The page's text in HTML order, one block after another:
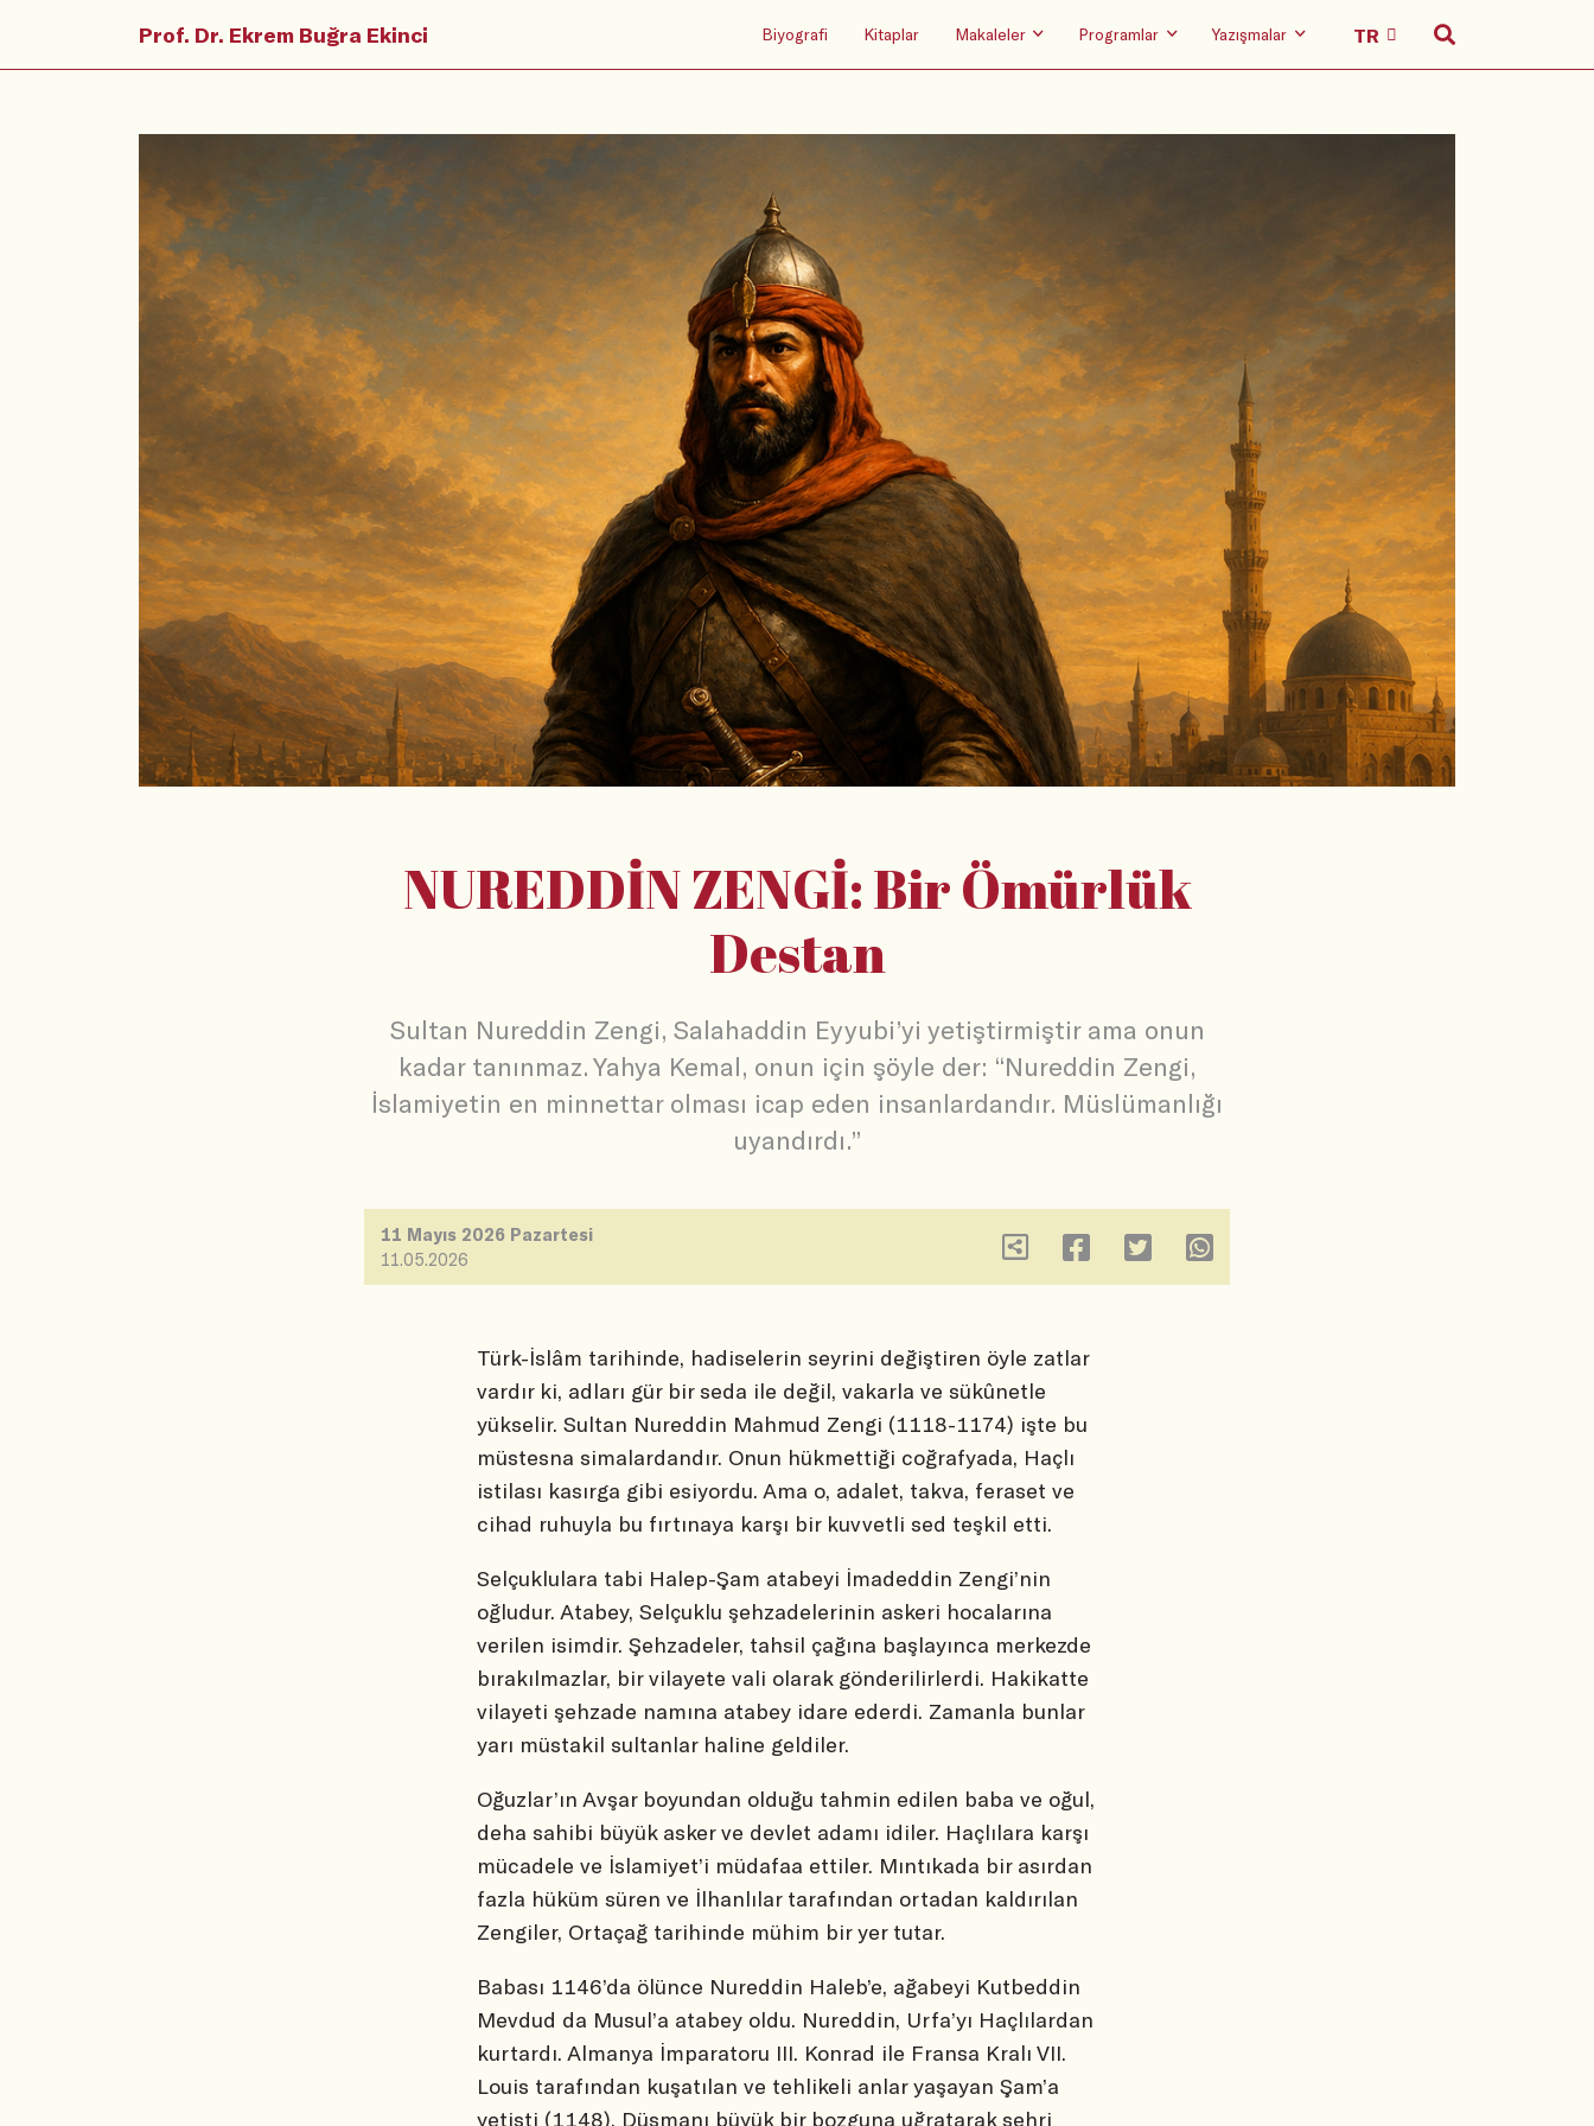
Prof. Dr. Ekrem Buğra Ekinci Biyografi Kitaplar Makaleler Programlar Yazışmalar
NUREDDİN ZENGİ: Bir Ömürlük
Destan
Sultan Nureddin Zengi, Salahaddin Eyyubi’yi yetiştirmiştir ama onun
kadar tanınmaz. Yahya Kemal, onun için şöyle der: “Nureddin Zengi,
İslamiyetin en minnettar olması icap eden insanlardandır. Müslümanlığı
uyandırdı.”
11 Mayıs 2026 Pazartesi
11.05.2026
Türk-İslâm tarihinde, hadiselerin seyrini değiştiren öyle zatlar
vardır ki, adları gür bir seda ile değil, vakarla ve sükûnetle
yükselir. Sultan Nureddin Mahmud Zengi (1118-1174) işte bu
müstesna simalardandır. Onun hükmettiği coğrafyada, Haçlı
istilası kasırga gibi esiyordu. Ama o, adalet, takva, feraset ve
cihad ruhuyla bu fırtınaya karşı bir kuvvetli sed teşkil etti.
Selçuklulara tabi Halep-Şam atabeyi İmadeddin Zengi’nin
oğludur. Atabey, Selçuklu şehzadelerinin askeri hocalarına
verilen isimdir. Şehzadeler, tahsil çağına başlayınca merkezde
bırakılmazlar, bir vilayete vali olarak gönderilirlerdi. Hakikatte
vilayeti şehzade namına atabey idare ederdi. Zamanla bunlar
yarı müstakil sultanlar haline geldiler.
Oğuzlar’ın Avşar boyundan olduğu tahmin edilen baba ve oğul,
deha sahibi büyük asker ve devlet adamı idiler. Haçlılara karşı
mücadele ve İslamiyet’i müdafaa ettiler. Mıntıkada bir asırdan
fazla hüküm süren ve İlhanlılar tarafından ortadan kaldırılan
Zengiler, Ortaçağ tarihinde mühim bir yer tutar.
Babası 1146’da ölünce Nureddin Haleb’e, ağabeyi Kutbeddin
Mevdud da Musul’a atabey oldu. Nureddin, Urfa’yı Haçlılardan
kurtardı. Almanya İmparatoru III. Konrad ile Fransa Kralı VII.
Louis tarafından kuşatılan ve tehlikeli anlar yaşayan Şam’a
yetişti (1148). Düşmanı büyük bir bozguna uğratarak şehri